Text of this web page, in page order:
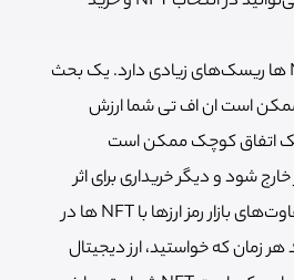
معامله‌گری در فضای NFT ها ریسک‌های زیادی دارد. یک بحث
است ان اف تی شما ارزش
یک اتفاق کوچک ممکن است
شود و دیگر خریداری برای اثر
شما باقی نماند. یکی از تفاوت‌های بازار رمز ارزها با NFT ها در
زمان که خواستید، ارز دیجیتال